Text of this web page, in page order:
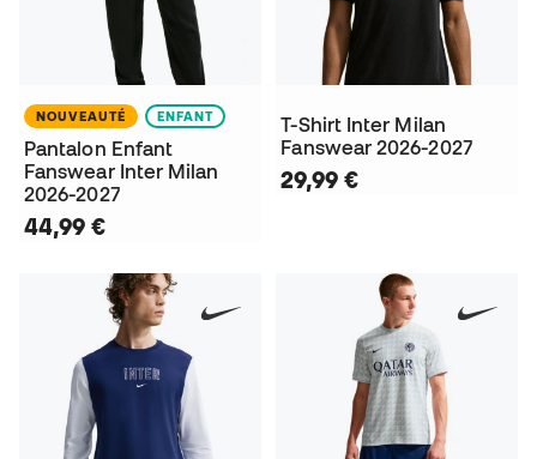
NOUVEAUTÉ ENFANT
Pantalon Enfant
Fanswear Inter Milan
2026-2027
44,99 €
T-Shirt Inter Milan
Fanswear 2026-2027
29,99 €